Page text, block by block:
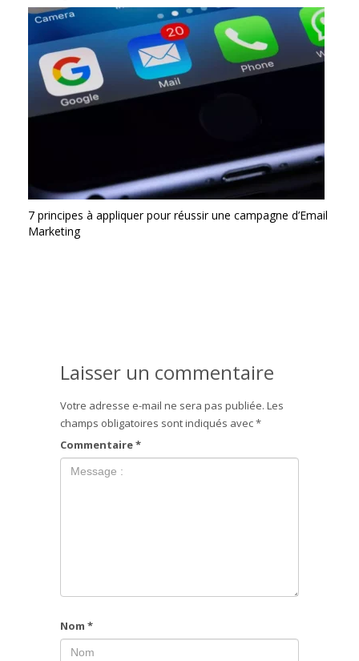
7 principes à appliquer pour réussir une campagne d’Email
Marketing
Laisser un commentaire
Votre adresse e-mail ne sera pas publiée. Les
champs obligatoires sont indiqués avec*
Commentaire*
Nom *